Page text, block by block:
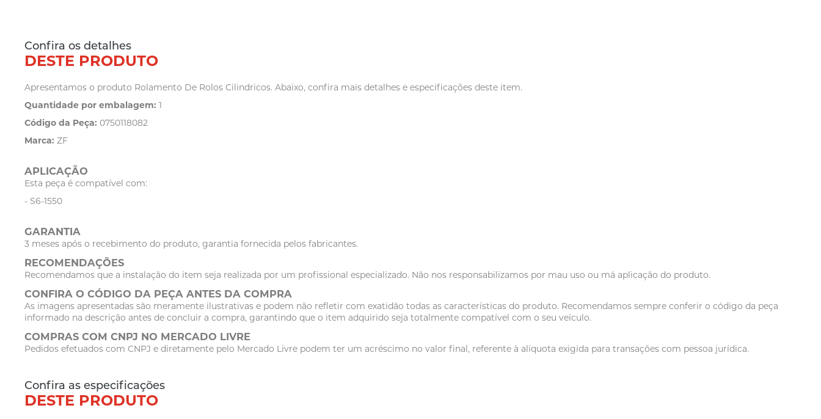
Confira os detalhes
DESTE PRODUTO
Apresentamos o produto Rolamento De Rolos Cilindricos. Abaixo, confira mais detalhes e especificações deste item.
Quantidade por embalagem: 1
Código da Peça: 0750118082
Marca: ZF
APLICAÇÃO
Esta peça é compatível com:
- S6-1550
GARANTIA
3 meses após o recebimento do produto, garantia fornecida pelos fabricantes.
RECOMENDAÇÕES
Recomendamos que a instalação do item seja realizada por um profissional especializado. Não nos responsabilizamos por mau uso ou má aplicação do produto.
CONFIRA O CÓDIGO DA PEÇA ANTES DA COMPRA
As imagens apresentadas são meramente ilustrativas e podem não refletir com exatidão todas as características do produto. Recomendamos sempre conferir o código da peça
informado na descrição antes de concluir a compra, garantindo que o item adquirido seja totalmente compatível com o seu veículo.
COMPRAS COM CNPJ NO MERCADO LIVRE
Pedidos efetuados com CNPJ e diretamente pelo Mercado Livre podem ter um acréscimo no valor final, referente à alíquota exigida para transações com pessoa jurídica.
Confira as especificações
DESTE PRODUTO